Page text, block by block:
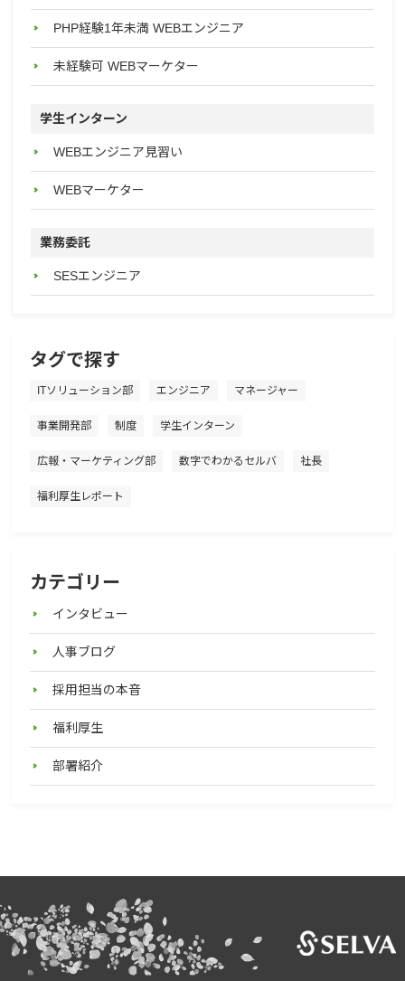
PHP経験1年未満 WEBエンジニア
未経験可 WEBマーケター
学生インターン
WEBエンジニア見習い
WEBマーケター
業務委託
SESエンジニア
タグで探す
ITソリューション部 エンジニア マネージャー
事業開発部 制度 学生インターン
広報・マーケティング部 数字でわかるセルバ 社長
福利厚生レポート
カテゴリー
インタビュー
人事ブログ
採用担当の本音
福利厚生
部署紹介